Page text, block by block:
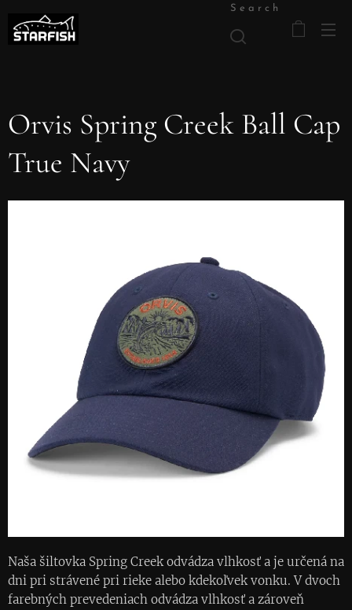
Search
Orvis Spring Creek Ball Cap
True Navy
Naša šiltovka Spring Creek odvádza vlhkosť a je určená na
dni pri strávené pri rieke alebo kdekoľvek vonku. V dvoch
farebných prevedeniach odvádza vlhkosť a zároveň